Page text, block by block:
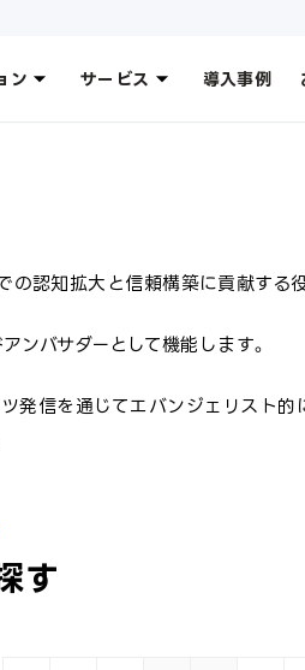
ン サービス 導入事例
の認知拡大と信頼構築に貢献する
ンバサダーとして機能します。
発信を通じてエバンジェリスト的
す